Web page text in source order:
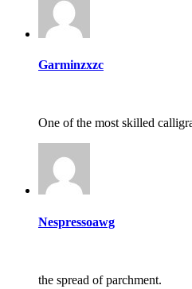
Garminzxzc
One of the most skilled
Nespressoawg
the spread of parchment.